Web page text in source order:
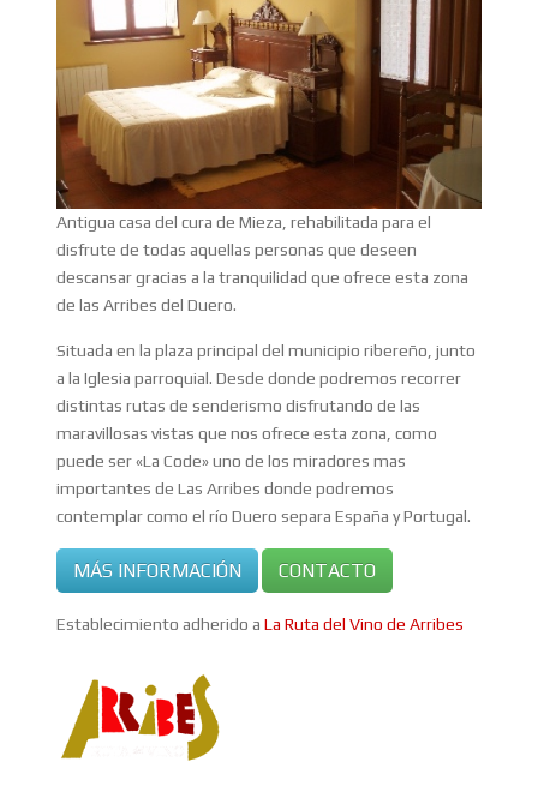
Antigua casa del cura de Mieza, rehabilitada para el
disfrute de todas aquellas personas que deseen
descansar gracias a la tranquilidad que ofrece esta zona
de las Arribes del Duero.
Situada en la plaza principal del municipio ribereño, junto
a la Iglesia parroquial. Desde donde podremos recorrer
distintas rutas de senderismo disfrutando de las
maravillosas vistas que nos ofrece esta zona, como
puede ser «La Code» uno de los miradores mas
importantes de Las Arribes donde podremos
contemplar como el río Duero separa España y Portugal.
MÁS INFORMACIÓN CONTACTO
Establecimiento adherido a La Ruta del Vino de Arribes